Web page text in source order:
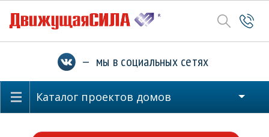
— мы в социальных сетях
Каталог проектов домов